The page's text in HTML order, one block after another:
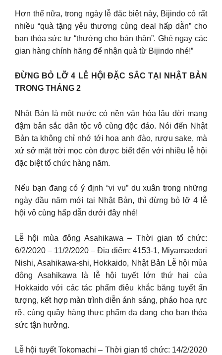
Hơn thế nữa, trong ngày lễ đặc biệt này, Bijindo có rất
nhiều “quà tặng yêu thương cùng deal hấp dẫn” cho
bạn thỏa sức tự “thưởng cho bản thân”. Ghé ngay các
gian hàng chính hãng để nhận quà từ Bijindo nhé!”
ĐỪNG BỎ LỠ 4 LỄ HỘI ĐẶC SẮC TẠI NHẬT BẢN
TRONG THÁNG 2
Nhật Bản là một nước có nền văn hóa lâu đời mang
đậm bản sắc dân tộc vô cùng độc đáo. Nói đến Nhật
Bản ta không chỉ nhớ tới hoa anh đào, rượu sake, mà
xứ sở mặt trời mọc còn được biết đến với nhiều lễ hội
đặc biệt tổ chức hàng năm.
Nếu bạn đang có ý định “vi vu” du xuân trong những
ngày đầu năm mới tại Nhật Bản, thì đừng bỏ lỡ 4 lễ
hội vô cùng hấp dẫn dưới đây nhé!
Lễ hội mùa đông Asahikawa – Thời gian tổ chức:
6/2/2020 – 11/2/2020 – Địa điểm: 4153-1, Miyamaedori
Nishi, Asahikawa-shi, Hokkaido, Nhật Bản Lễ hội mùa
đông Asahikawa là lễ hội tuyết lớn thứ hai của
Hokkaido với các tác phẩm điêu khắc băng tuyết ấn
tượng, kết hợp màn trình diễn ánh sáng, pháo hoa rực
rỡ, cùng quầy hàng thực phẩm đa dạng cho bạn thỏa
sức tận hưởng.
Lễ hội tuyết Tokomachi – Thời gian tổ chức: 14/2/2020